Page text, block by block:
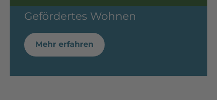
Gefördertes Wohnen
Mehr erfahren